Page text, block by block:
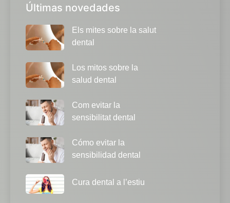
Últimas novedades
Els mites sobre la salut
dental
Los mitos sobre la
salud dental
Com evitar la
sensibilitat dental
Cómo evitar la
sensibilidad dental
Cura dental a l’estiu